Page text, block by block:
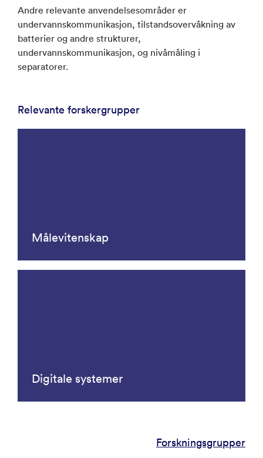
Andre relevante anvendelsesområder er
undervannskommunikasjon, tilstandsovervåkning av
batterier og andre strukturer,
undervannskommunikasjon, og nivåmåling i
separatorer.
Relevante forskergrupper
Målevitenskap
Digitale systemer
Forskningsgrupper